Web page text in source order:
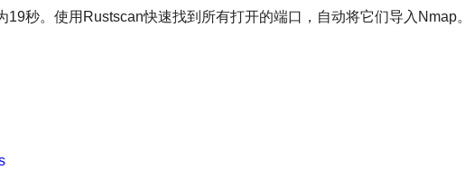
19秒。使用Rustscan快速找到所有打开的端口，自动将它们导入Nmap。